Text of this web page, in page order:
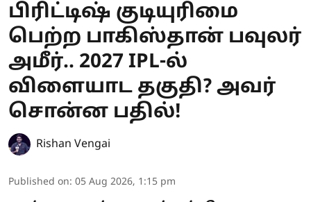
பிரிட்டிஷ் குடியுரிமை
பெற்ற பாகிஸ்தான் பவுலர்
அமீர்.. 2027 IPL-ல்
விளையாட தகுதி? அவர்
சொன்ன பதில்!
Rishan Vengai
Published on: 05 Aug 2026, 1:15 pm